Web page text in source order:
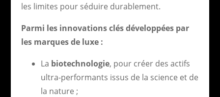
les limites pour séduire durablement.
Parmi les innovations clés développées par
les marques de luxe :
La biotechnologie, pour créer des actifs
ultra-performants issus de la science et de
la nature ;